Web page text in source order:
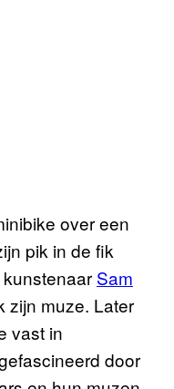
over een
pik in de fik
Sam
zijn muze. Later
vast in
door